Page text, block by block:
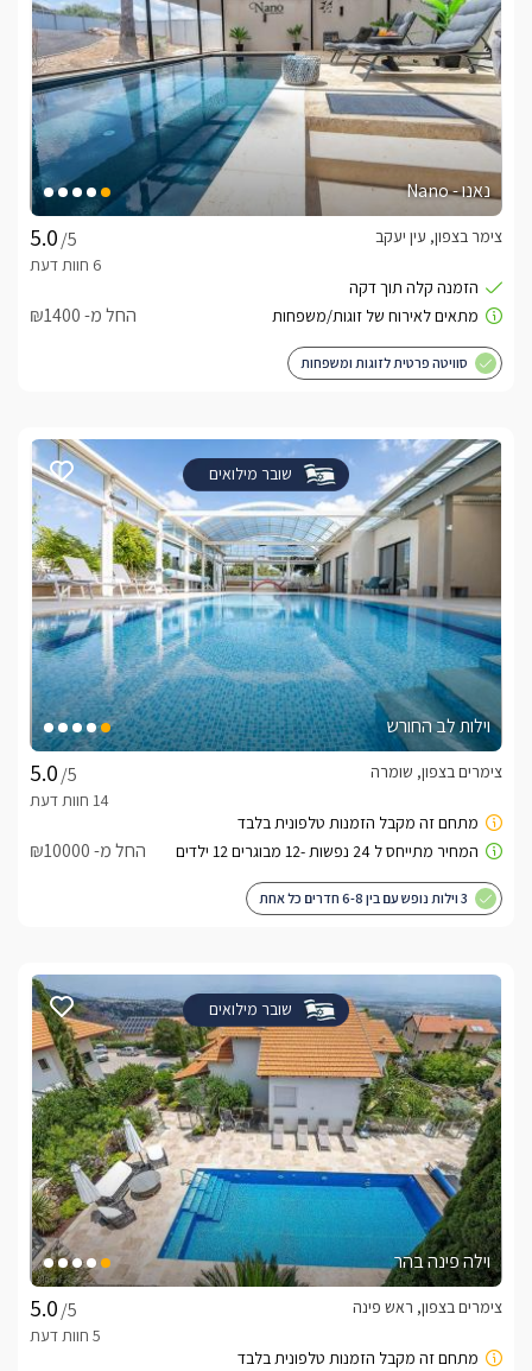
נאנו - Nano
/5
צימר בצפון, עין יעקב
החל מ- ₪1400
סוויטה פרטית לזוגות ומשפחות
שובר מילואים
וילות לב החורש
/5
צימרים בצפון, שומרה
החל מ- ₪10000
3 וילות נופש עם בין 6-8 חדרים כל אחת
שובר מילואים
וילה פינה בהר
/5
צימרים בצפון, ראש פינה